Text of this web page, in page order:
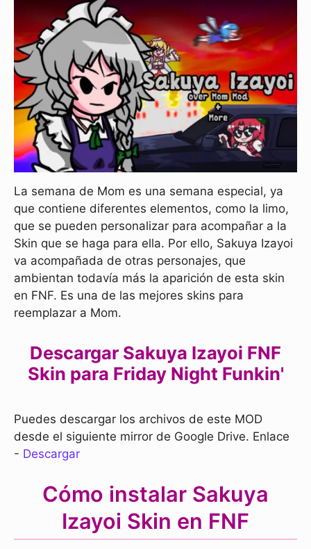
La semana de Mom es una semana especial, ya
que contiene diferentes elementos, como la limo,
que se pueden personalizar para acompañar a la
Skin que se haga para ella. Por ello, Sakuya Izayoi
va acompañada de otras personajes, que
ambientan todavía más la aparición de esta skin
en FNF. Es una de las mejores skins para
reemplazar a Mom.
Descargar Sakuya Izayoi FNF
Skin para Friday Night Funkin'
Puedes descargar los archivos de este MOD
desde el siguiente mirror de Google Drive. Enlace
- Descargar
Cómo instalar Sakuya
Izayoi Skin en FNF